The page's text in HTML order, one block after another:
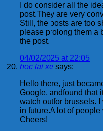
I do consider all the
post.They are very
Still, the posts are too
please prolong them a
the post.
04/02/2025 at 22:05
hoc lai xe says:
Hello there, just
Google, andfound that
watch outfor brussels.
in future.A lot of
Cheers!